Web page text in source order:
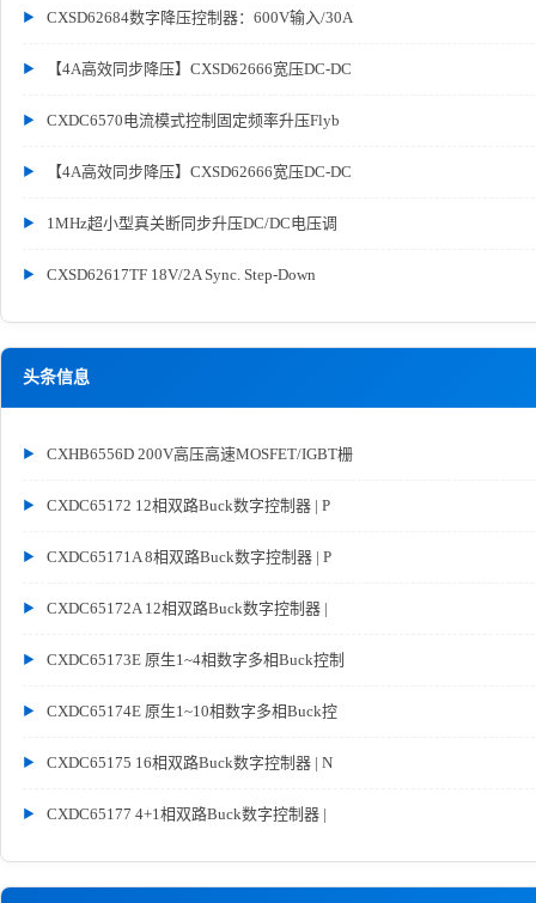
CXSD62684数字降压控制器：600V输入/30A
【4A高效同步降压】CXSD62666宽压DC-DC
CXDC6570电流模式控制固定频率升压Flyb
【4A高效同步降压】CXSD62666宽压DC-DC
1MHz超小型真关断同步升压DC/DC电压调
CXSD62617TF 18V/2A Sync. Step-Down
头条信息
CXHB6556D 200V高压高速MOSFET/IGBT栅
CXDC65172 12相双路Buck数字控制器 | P
CXDC65171A 8相双路Buck数字控制器 | P
CXDC65172A 12相双路Buck数字控制器 |
CXDC65173E 原生1~4相数字多相Buck控制
CXDC65174E 原生1~10相数字多相Buck控
CXDC65175 16相双路Buck数字控制器 | N
CXDC65177 4+1相双路Buck数字控制器 |